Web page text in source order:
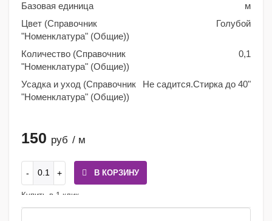
Базовая единица
м
Цвет (Справочник
"Номенклатура" (Общие))
Голубой
Количество (Справочник
"Номенклатура" (Общие))
0,1
Усадка и уход (Справочник
"Номенклатура" (Общие))
Не садится.Стирка до 40"
150 руб / м
В КОРЗИНУ
Купить в 1 клик